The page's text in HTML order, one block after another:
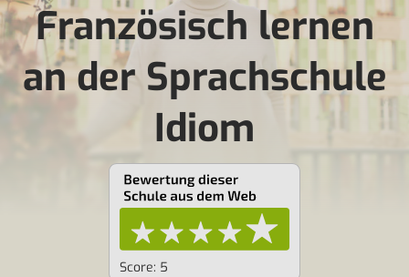
Französisch lernen
an der Sprachschule
Idiom
Score: 5